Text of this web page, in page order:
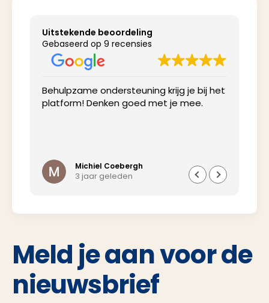
Uitstekende beoordeling
Gebaseerd op 9 recensies
Behulpzame ondersteuning krijg je bij het
platform! Denken goed met je mee.
Michiel Coebergh
3 jaar geleden
Meld je aan voor de
nieuwsbrief